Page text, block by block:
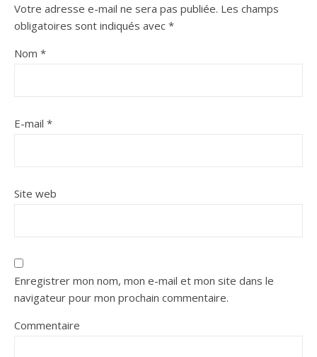
Votre adresse e-mail ne sera pas publiée. Les champs
obligatoires sont indiqués avec *
Nom *
E-mail *
Site web
Enregistrer mon nom, mon e-mail et mon site dans le
navigateur pour mon prochain commentaire.
Commentaire